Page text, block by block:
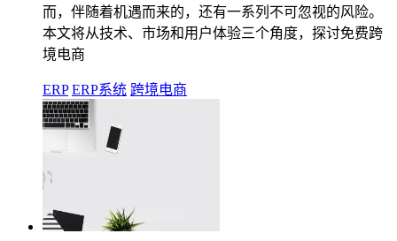
而，伴随着机遇而来的，还有一系列不可忽视的风险。
本文将从技术、市场和用户体验三个角度，探讨免费跨
境电商
ERP ERP系统 跨境电商